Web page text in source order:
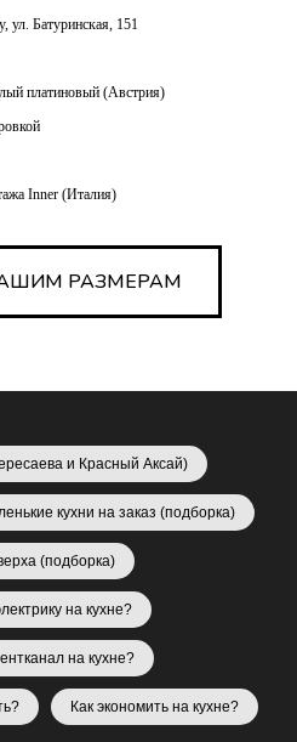
ул. Батуринская, 151
платиновый (Австрия)
Inner (Италия)
РАЗМЕРАМ
и Красный Аксай)
кухни на заказ (подборка)
(подборка)
на кухне?
на кухне?
Как экономить на кухне?